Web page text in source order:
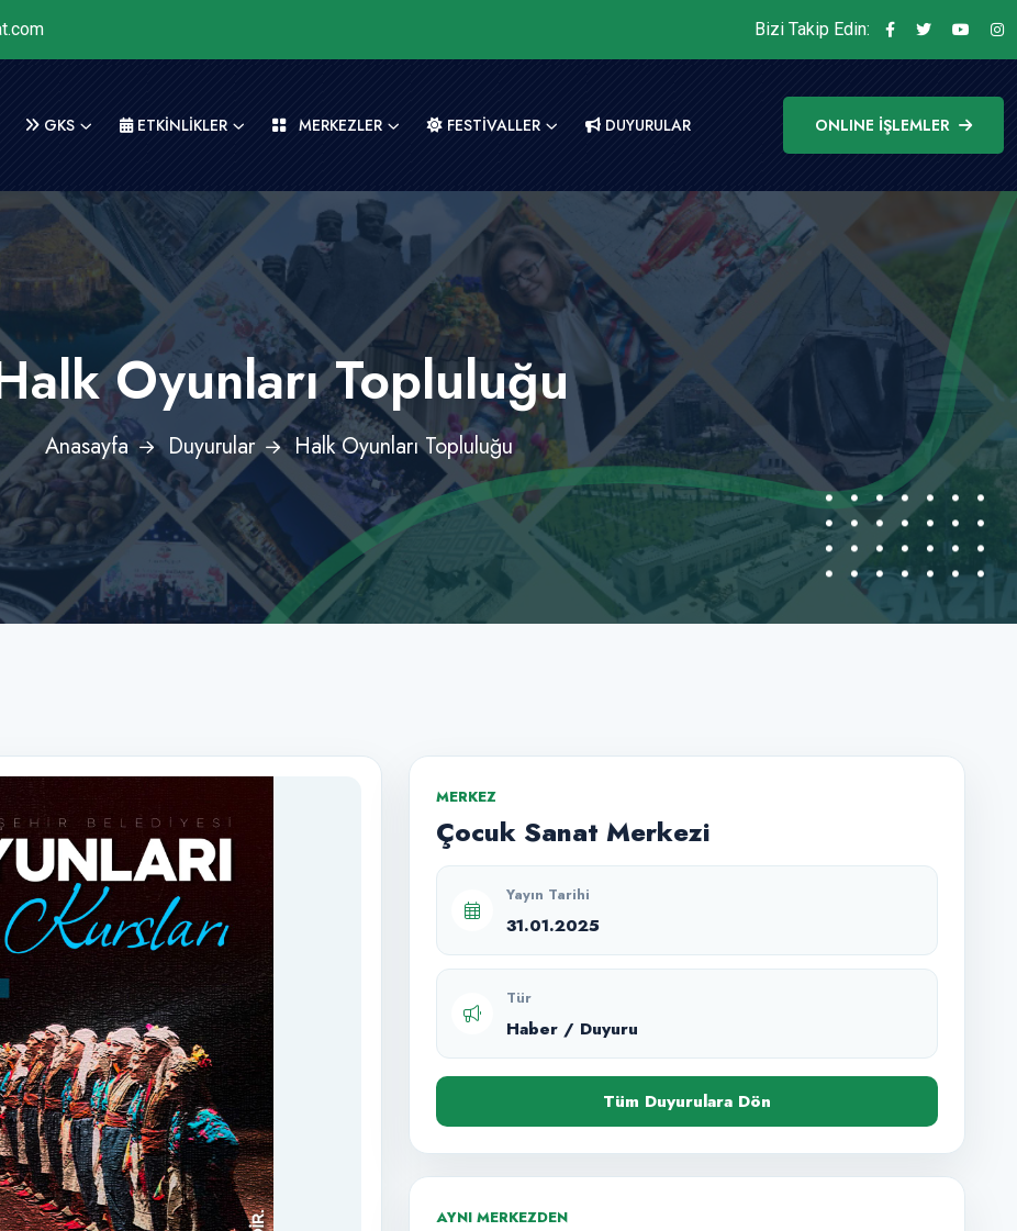
Bizi Takip Edin:
GKS ETKİNLİKLER MERKEZLER FESTİVALLER DUYURULAR ONLINE İŞLEMLER
Oyunları Topluluğu
Anasayfa Duyurular Halk Oyunları Topluluğu
MERKEZ
Çocuk Sanat Merkezi
Yayın Tarihi
31.01.2025
Tür
Haber / Duyuru
Tüm Duyurulara Dön
AYNI MERKEZDEN